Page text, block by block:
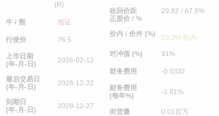
(R)
牛 / 熊 熊证
行使价 76.5
上市日期
(年-月-日)
2026-02-12
最后交易日
(年-月-日)
2028-12-22
到期日
(年-月-日)
2028-12-27
收回价距
正股价 / %
29.82 / 67.5%
价内 / 价外 (%) 73.2% 价内
对冲值 (%) 91%
财务费用 -0.0332
财务费用
(每年%)
-1.81%
街货量 0.01百万